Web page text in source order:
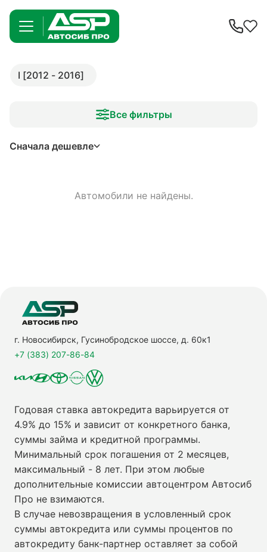
I [2012 - 2016]
Все фильтры
Сначала дешевле
Автомобили не найдены.
г. Новосибирск, Гусинобродское шоссе, д. 60к1
+7 (383) 207-86-84
Годовая ставка автокредита варьируется от
4.9% до 15% и зависит от конкретного банка,
суммы займа и кредитной программы.
Минимальный срок погашения от 2 месяцев,
максимальный - 8 лет. При этом любые
дополнительные комиссии автоцентром Автосиб
Про не взимаются.
В случае невозвращения в условленный срок
суммы автокредита или суммы процентов по
автокредиту банк-партнер оставляет за собой